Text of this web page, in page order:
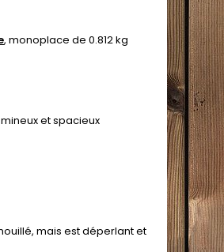
, monoplace de 0.812 kg
et spacieux
mais est déperlant et